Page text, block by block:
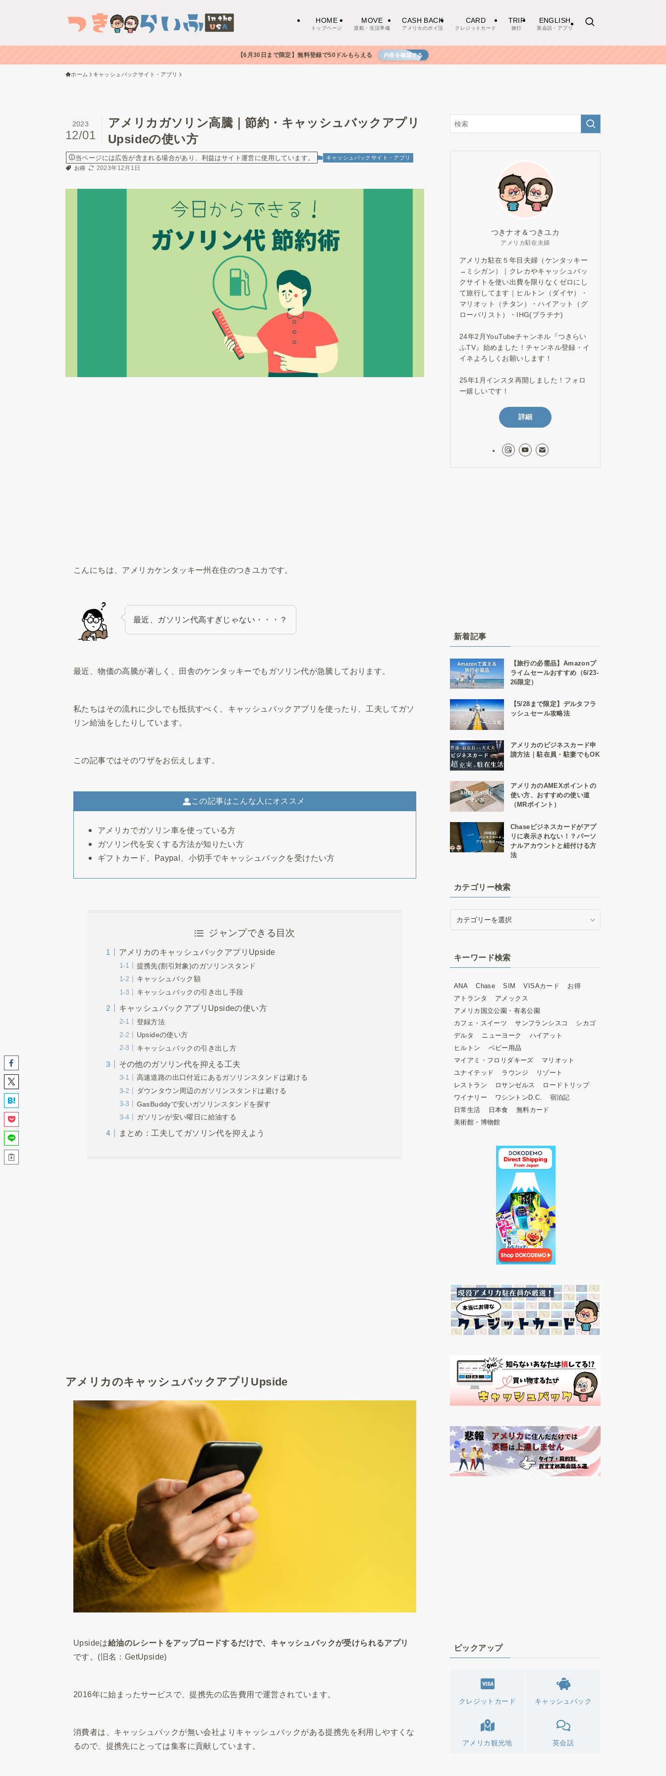
HOME
トップページ
MOVE
渡航・生活準備
CASH BACK
アメリカのポイ活
CARD
クレジットカード
TRIP
旅行
ENGLISH
英会話・アプリ
【6月30日まで限定】無料登録で50ドルもらえる 内容を確認する
ホーム キャッシュバックサイト・アプリ
アメリカガソリン高騰｜節約・キャッシュバックアプリ
Upsideの使い方
2023
12/01
当ページには広告が含まれる場合があり、利益はサイト運営に使用しています。
キャッシュバックサイト・アプリ
お得
2023年12月1日
こんにちは、アメリカケンタッキー州在住のつきユカです。
最近、ガソリン代高すぎじゃない・・・？
最近、物価の高騰が著しく、田舎のケンタッキーでもガソリン代が急騰しております。
私たちはその流れに少しでも抵抗すべく、キャッシュバックアプリを使ったり、工夫してガソ
リン給油をしたりしています。
この記事ではそのワザをお伝えします。
この記事はこんな人にオススメ
アメリカでガソリン車を使っている方
ガソリン代を安くする方法が知りたい方
ギフトカード、Paypal、小切手でキャッシュバックを受けたい方
ジャンプできる目次
アメリカのキャッシュバックアプリUpside
提携先(割引対象)のガソリンスタンド
キャッシュバック額
キャッシュバックの引き出し手段
キャッシュバックアプリUpsideの使い方
登録方法
Upsideの使い方
キャッシュバックの引き出し方
その他のガソリン代を抑える工夫
高速道路の出口付近にあるガソリンスタンドは避ける
ダウンタウン周辺のガソリンスタンドは避ける
GasBuddyで安いガソリンスタンドを探す
ガソリンが安い曜日に給油する
まとめ：工夫してガソリン代を抑えよう
アメリカのキャッシュバックアプリUpside
Upsideは給油のレシートをアップロードするだけで、キャッシュバックが受けられるアプリ
です。(旧名：GetUpside)
2016年に始まったサービスで、提携先の広告費用で運営されています。
消費者は、キャッシュバックが無い会社よりキャッシュバックがある提携先を利用しやすくな
るので、提携先にとっては集客に貢献しています。
つきナオ＆つきユカ
アメリカ駐在夫婦
アメリカ駐在５年目夫婦（ケンタッキー
→ミシガン）｜クレカやキャッシュバッ
クサイトを使い出費を限りなくゼロにし
て旅行してます｜ヒルトン（ダイヤ）・
マリオット（チタン）・ハイアット（グ
ローバリスト）・IHG(プラチナ)
24年2月YouTubeチャンネル『つきらい
ふTV』始めました！チャンネル登録・イ
イネよろしくお願いします！
25年1月インスタ再開しました！フォロ
ー嬉しいです！
詳細
新着記事
【旅行の必需品】Amazonプ
ライムセールおすすめ（6/23-
26限定）
【5/28まで限定】デルタフラ
ッシュセール攻略法
アメリカのビジネスカード申
請方法｜駐在員・駐妻でもOK
アメリカのAMEXポイントの
使い方、おすすめの使い道
（MRポイント）
Chaseビジネスカードがアプ
リに表示されない！？パーソ
ナルアカウントと紐付ける方
法
カテゴリー検索
ー
検
キーワード検索
ANA Chase SIM VISAカード
お得
アトランタ
アメックス
アメリカ国立公園・有名公園
カフェ・スイーツ
サンフランシスコ
シカゴ
デルタ
ニューヨーク
ハイアット
ヒルトン
ベビー用品
マイアミ・フロリダキーズ
マリオット
ユナイテッド
ラウンジ
リゾート
レストラン
ロサンゼルス
ロードトリップ
ワイナリー
ワシントンD.C.
宿泊記
日常生活
日本食
無料カード
美術館・博物館
ピックアップ
クレジットカード キャッシュバック
アメリカ観光地 英会話